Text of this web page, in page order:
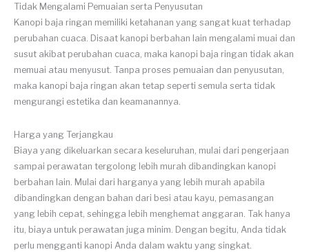
Tidak Mengalami Pemuaian serta Penyusutan
Kanopi baja ringan memiliki ketahanan yang sangat kuat terhadap
perubahan cuaca. Disaat kanopi berbahan lain mengalami muai dan
susut akibat perubahan cuaca, maka kanopi baja ringan tidak akan
memuai atau menyusut. Tanpa proses pemuaian dan penyusutan,
maka kanopi baja ringan akan tetap seperti semula serta tidak
mengurangi estetika dan keamanannya.
Harga yang Terjangkau
Biaya yang dikeluarkan secara keseluruhan, mulai dari pengerjaan
sampai perawatan tergolong lebih murah dibandingkan kanopi
berbahan lain. Mulai dari harganya yang lebih murah apabila
dibandingkan dengan bahan dari besi atau kayu, pemasangan
yang lebih cepat, sehingga lebih menghemat anggaran. Tak hanya
itu, biaya untuk perawatan juga minim. Dengan begitu, Anda tidak
perlu mengganti kanopi Anda dalam waktu yang singkat.